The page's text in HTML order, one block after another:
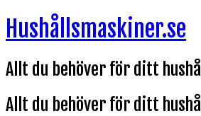
Hoppa
till
Hushållsmaskiner.se
Allt du behöver för ditt hushåll
Allt du behöver för ditt hushåll